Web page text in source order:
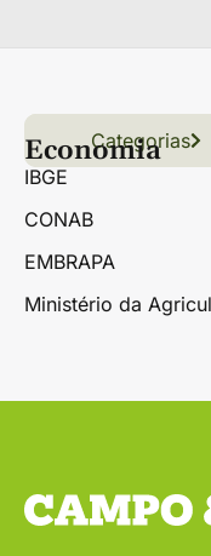
Links úteis
Conteúdo
Florestas
Categorias
Economia
IBGE
CONAB
EMBRAPA
Ministério da